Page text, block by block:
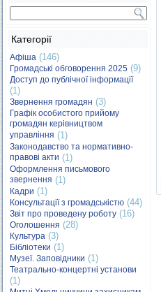
Категорії
Афіша (146)
Громадські обговорення 2025 (9)
Доступ до публічної інформації
(1)
Звернення громадян (3)
Графік особистого прийому
громадян керівництвом
управління (1)
Законодавство та нормативно-
правові акти (1)
Оформлення письмового
звернення (1)
Кадри (1)
Консультації з громадськістю (44)
Звіт про проведену роботу (16)
Оголошення (28)
Культура (3)
Бібліотеки (1)
Музеї. Заповідники (1)
Театрально-концертні установи
(1)